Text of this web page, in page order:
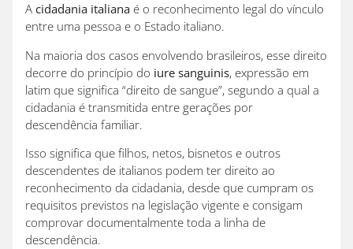
A cidadania italiana é o reconhecimento legal do vínculo
entre uma pessoa e o Estado italiano.
Na maioria dos casos envolvendo brasileiros, esse direito
decorre do princípio do iure sanguinis, expressão em
latim que significa “direito de sangue”, segundo a qual a
cidadania é transmitida entre gerações por
descendência familiar.
Isso significa que filhos, netos, bisnetos e outros
descendentes de italianos podem ter direito ao
reconhecimento da cidadania, desde que cumpram os
requisitos previstos na legislação vigente e consigam
comprovar documentalmente toda a linha de
descendência.